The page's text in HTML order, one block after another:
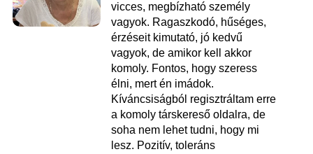
vicces, megbízható személy
vagyok. Ragaszkodó, hűséges,
érzéseit kimutató, jó kedvű
vagyok, de amikor kell akkor
komoly. Fontos, hogy szeress
élni, mert én imádok.
Kíváncsiságból regisztráltam erre
a komoly társkereső oldalra, de
soha nem lehet tudni, hogy mi
lesz. Pozitív, toleráns